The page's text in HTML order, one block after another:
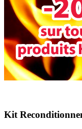
Kit